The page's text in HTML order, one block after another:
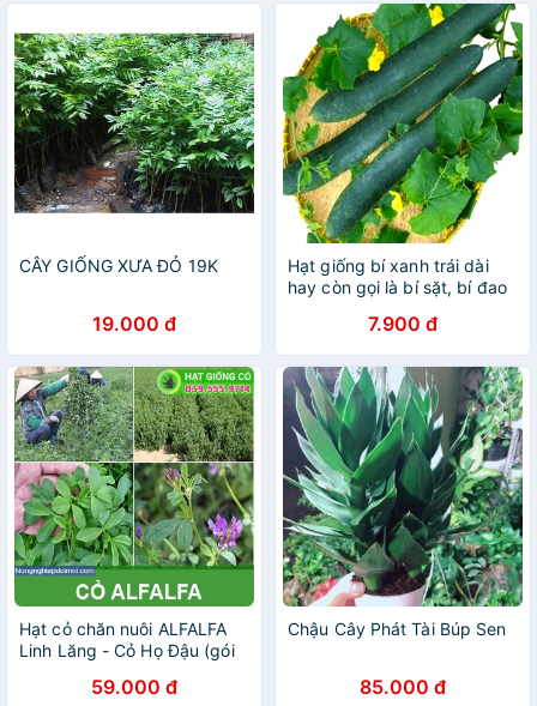
CÂY GIỐNG XƯA ĐỎ 19K
19.000 đ
Hạt giống bí xanh trái dài
hay còn gọi là bí sặt, bí đao
7.900 đ
Hạt cỏ chăn nuôi ALFALFA
Linh Lăng - Cỏ Họ Đậu (gói
59.000 đ
Chậu Cây Phát Tài Búp Sen
85.000 đ